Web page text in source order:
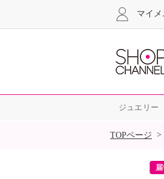
マイ
ジュエリー
SALE
TOPページ >
届いて